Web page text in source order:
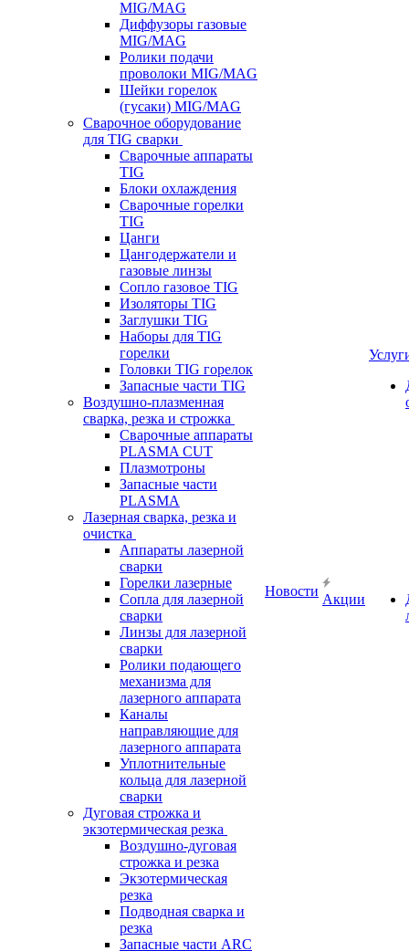
MIG/MAG
Диффузоры газовые
MIG/MAG
Ролики подачи
проволоки MIG/MAG
Шейки горелок
(гусаки) MIG/MAG
Сварочное оборудование
для TIG сварки
Сварочные аппараты
TIG
Блоки охлаждения
Сварочные горелки
TIG
Цанги
Цангодержатели и
газовые линзы
Сопло газовое TIG
Изоляторы TIG
Заглушки TIG
Наборы для TIG
горелки
Головки TIG горелок
Запасные части TIG
Воздушно-плазменная
сварка, резка и строжка
Сварочные аппараты
PLASMA CUT
Плазмотроны
Запасные части
PLASMA
Лазерная сварка, резка и
очистка
Аппараты лазерной
сварки
Горелки лазерные
Сопла для лазерной
сварки
Линзы для лазерной
сварки
Ролики подающего
механизма для
лазерного аппарата
Каналы
направляющие для
лазерного аппарата
Уплотнительные
кольца для лазерной
сварки
Дуговая строжка и
экзотермическая резка
Воздушно-дуговая
строжка и резка
Экзотермическая
резка
Подводная сварка и
резка
Запасные части ARC
Новости
Акции